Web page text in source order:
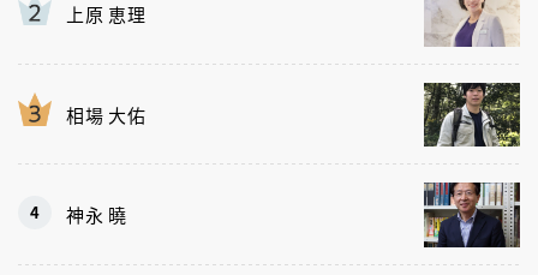
上原 恵理
相場 大佑
神永 曉